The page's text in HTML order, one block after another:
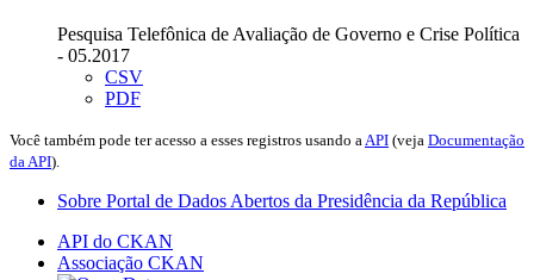
Pesquisa Telefônica de Avaliação de Governo e Crise Política
- 05.2017
CSV
PDF
Você também pode ter acesso a esses registros usando a API (veja Documentação
da API).
Sobre Portal de Dados Abertos da Presidência da República
API do CKAN
Associação CKAN